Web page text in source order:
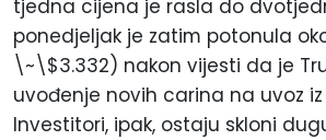
tjedna cijena je rasla do
ponedjeljak je zatim potonula
\~\$3.332) nakon vijesti da je
uvođenje novih carina na uvoz iz
Investitori, ipak, ostaju skloni